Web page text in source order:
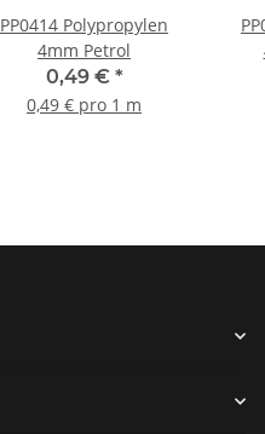
PP0414 Polypropylen
4mm Petrol
0,49 € *
0,49 € pro 1 m